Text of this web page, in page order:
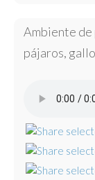
Ambiente de
pájaros,